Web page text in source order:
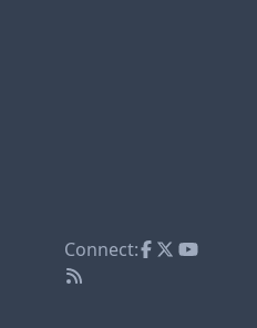
Connect: